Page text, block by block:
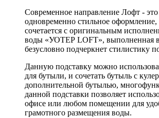
Современное направление Лофт - это
одновременно стильное оформление,
сочетается с оригинальным
воды «УОТЕР LOFT», выполненная
безусловно подчеркнет стилистику
Данную подставку можно
для бутыли, и сочетать бутыль с
дополнительной бутылью,
данной подставки позволяет
офисе или любом помещении для
грамотного размещения воды.